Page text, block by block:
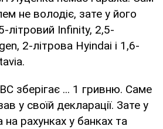
не володіє, зате у його
літровий Infinity, 2,5-
2-літрова Hyindai і 1,6-
зберігає ... 1 гривню. Саме
у своїй декларації. Зате у
на рахунках у банках та